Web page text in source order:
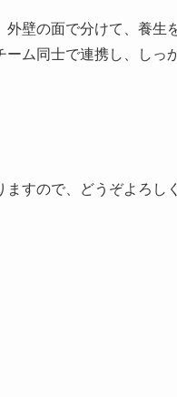
壁の面で分けて、養生
ム同士で連携し、しっ
すので、どうぞよろし